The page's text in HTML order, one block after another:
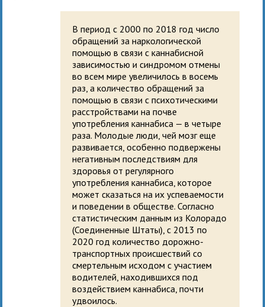
В период с 2000 по 2018 год число
обращений за наркологической
помощью в связи с каннабисной
зависимостью и синдромом отмены
во всем мире увеличилось в восемь
раз, а количество обращений за
помощью в связи с психотическими
расстройствами на почве
употребления каннабиса — в четыре
раза. Молодые люди, чей мозг еще
развивается, особенно подвержены
негативным последствиям для
здоровья от регулярного
употребления каннабиса, которое
может сказаться на их успеваемости
и поведении в обществе. Согласно
статистическим данным из Колорадо
(Соединенные Штаты), с 2013 по
2020 год количество дорожно-
транспортных происшествий со
смертельным исходом с участием
водителей, находившихся под
воздействием каннабиса, почти
удвоилось.